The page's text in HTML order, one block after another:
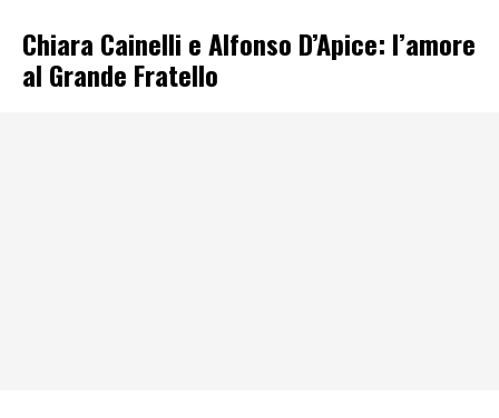
Chiara Cainelli e Alfonso D’Apice: l’amore
al Grande Fratello